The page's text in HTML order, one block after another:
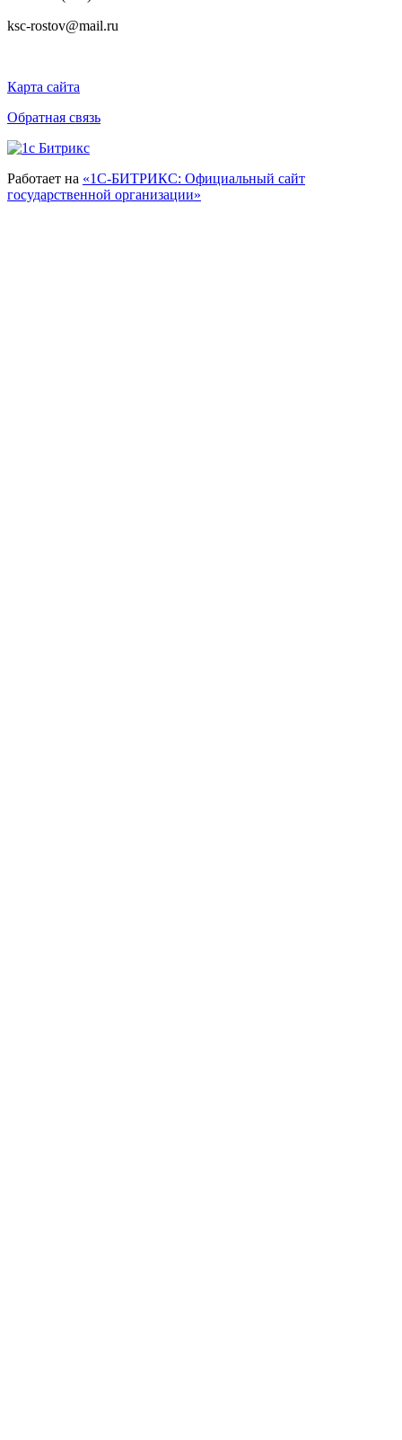
ksc-rostov@mail.ru
Карта сайта
Обратная связь
Работает на «1С-БИТРИКС: Официальный сайт
государственной организации»